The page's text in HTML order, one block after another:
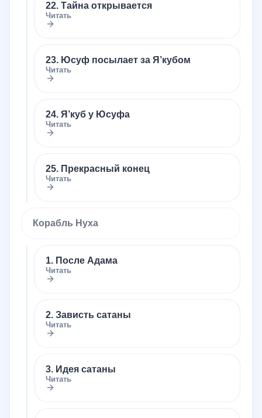
22. Тайна открывается
Читать
23. Юсуф посылает за Я’кубом
Читать
24. Я’куб у Юсуфа
Читать
25. Прекрасный конец
Читать
Корабль Нуха
1. После Адама
Читать
2. Зависть сатаны
Читать
3. Идея сатаны
Читать